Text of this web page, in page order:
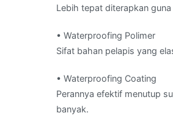
Lebih tepat diterapkan
• Waterproofing Polimer
Sifat bahan pelapis yang
• Waterproofing Coating
Perannya efektif menutup
banyak.